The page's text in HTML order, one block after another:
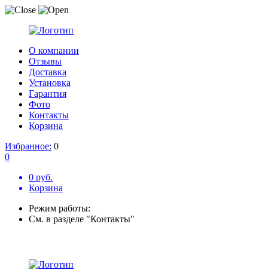
О компании
Отзывы
Доставка
Установка
Гарантия
Фото
Контакты
Корзина
Избранное: 0
0
0 руб.
Корзина
Режим работы:
См. в разделе "Контакты"